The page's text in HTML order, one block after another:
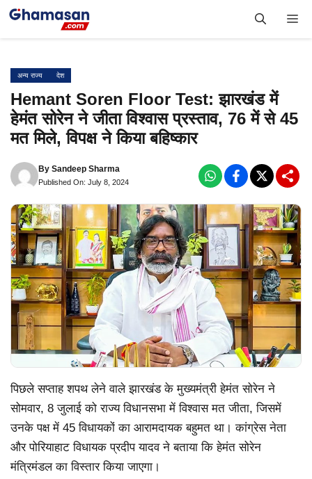
Skip
अन्य राज्य देश
Hemant Soren Floor Test: झारखंड में
हेमंत सोरेन ने जीता विश्वास प्रस्ताव, 76 में से 45
मत मिले, विपक्ष ने किया बहिष्कार
By Sandeep Sharma
Published On: July 8, 2024
पिछले सप्ताह शपथ लेने वाले झारखंड के मुख्यमंत्री हेमंत सोरेन ने
सोमवार, 8 जुलाई को राज्य विधानसभा में विश्वास मत जीता, जिसमें
उनके पक्ष में 45 विधायकों का आरामदायक बहुमत था। कांग्रेस नेता
और पोरियाहाट विधायक प्रदीप यादव ने बताया कि हेमंत सोरेन
मंत्रिमंडल का विस्तार किया जाएगा।